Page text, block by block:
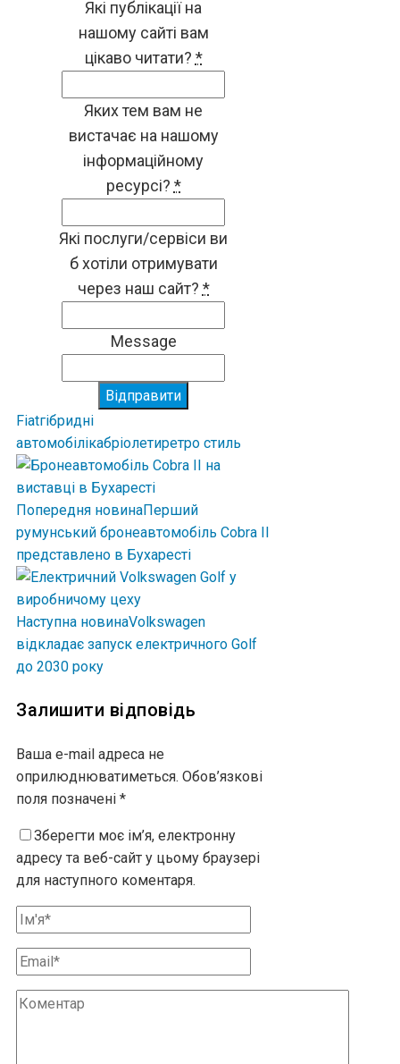
Які публікації на
нашому сайті вам
цікаво читати? *
Яких тем вам не
вистачає на нашому
інформаційному
ресурсі? *
Які послуги/сервіси ви
б хотіли отримувати
через наш сайт? *
Message
Відправити
Fiatгібридні
автомобілікабріолетиретро стиль
Попередня новинаПерший
румунський бронеавтомобіль Cobra II
представлено в Бухаресті
Наступна новинаVolkswagen
відкладає запуск електричного Golf
до 2030 року
Залишити відповідь
Ваша e-mail адреса не
оприлюднюватиметься. Обов’язкові
поля позначені *
Зберегти моє ім’я, електронну
адресу та веб-сайт у цьому браузері
для наступного коментаря.